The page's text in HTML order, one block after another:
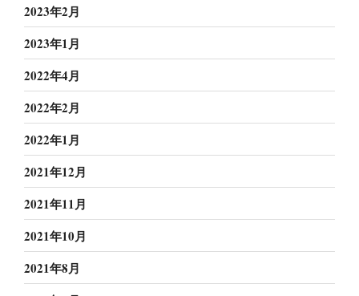
2023年2月
2023年1月
2022年4月
2022年2月
2022年1月
2021年12月
2021年11月
2021年10月
2021年8月